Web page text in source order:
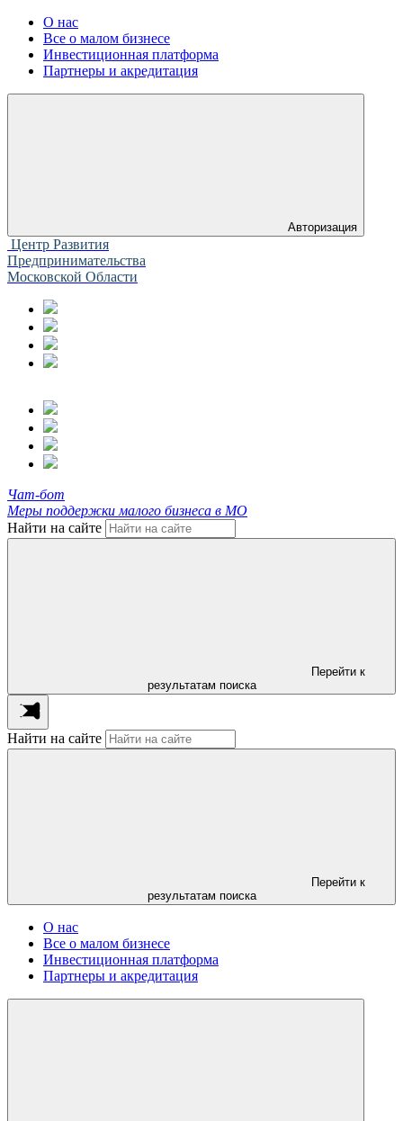
О нас
Все о малом бизнесе
Инвестиционная платформа
Партнеры и акредитация
Авторизация
Центр Развития
Предпринимательства
Московской Области
Чат-бот
Меры поддержки малого бизнеса в МО
Найти на сайте
Перейти к
результатам поиска
Найти на сайте
Перейти к
результатам поиска
О нас
Все о малом бизнесе
Инвестиционная платформа
Партнеры и акредитация